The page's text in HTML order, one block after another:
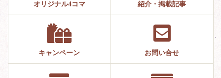
オリジナル4コマ 紹介・掲載記事
キャンペーン お問い合せ